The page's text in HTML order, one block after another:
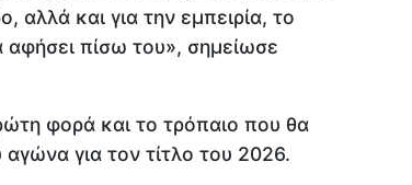
αλλά και για την εμπειρία, το
αφήσει πίσω του», σημείωσε
φορά και το τρόπαιο που θα
για τον τίτλο του 2026.